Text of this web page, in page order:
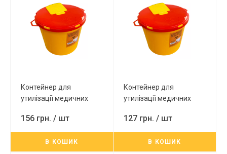
Контейнер для
утилізації медичних
156 грн. / шт
В КОШИК
Контейнер для
утилізації медичних
127 грн. / шт
В КОШИК